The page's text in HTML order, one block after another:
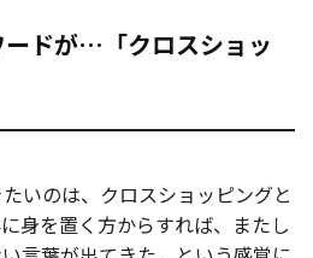
ードが…「クロスショッ
いのは、クロスショッピングと
身を置く方からすれば、またし